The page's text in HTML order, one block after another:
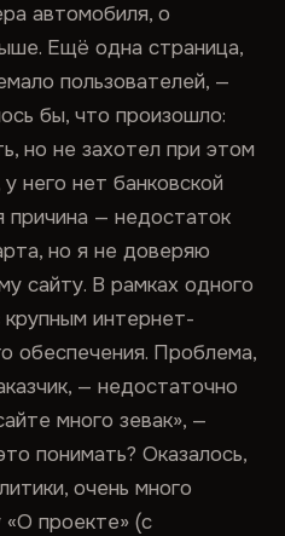
автомобиля, о
Ещё одна страница,
пользователей, —
бы, что произошло:
но не захотел при этом
него нет банковской
причина — недостаток
но я не доверяю
сайту. В рамках одного
интернет-
обеспечения. Проблема,
— недостаточно
много зевак», —
понимать? Оказалось,
очень много
проекте» (с